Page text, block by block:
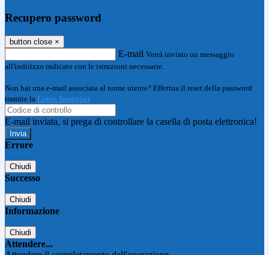
Recupero password
button close ×
E-mail Verrà inviato un messaggio
all'indirizzo indicato con le istruzioni necessarie.
Non hai una e-mail associata al nome utente? Effettua il reset della password
tramite la Login Spaggiari
E-mail inviata, si prega di controllare la casella di posta elettronica!
Errore
Chiudi
Successo
Chiudi
Informazione
Chiudi
Attendere...